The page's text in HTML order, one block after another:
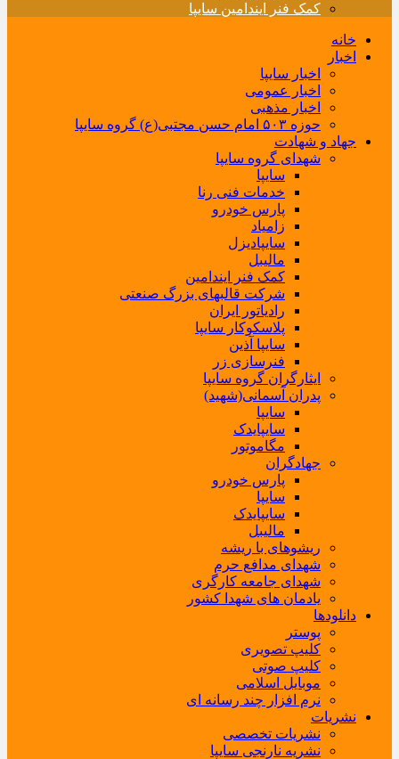
کمک فنر ایندامین سایپا
خانه
اخبار
اخبار سایپا
اخبار عمومی
اخبار مذهبی
حوزه ۵۰۳ امام حسن مجتبی(ع) گروه سایپا
جهاد و شهادت
شهدای گروه سایپا
سایپا
خدمات فنی رنا
پارس خودرو
زامیاد
سایپادیزل
مالیبل
کمک فنر ایندامین
شرکت قالبهای بزرگ صنعتی
رادیاتور ایران
پلاسکوکار سایپا
سایپا آذین
فنرسازی زر
ایثارگران گروه سایپا
پدران آسمانی(شهید)
سایپا
سایپایدک
مگاموتور
جهادگران
پارس خودرو
سایپا
سایپایدک
مالیبل
ریشوهای با ریشه
شهدای مدافع حرم
شهدای جامعه کارگری
یادمان های شهدا کشور
دانلودها
پوستر
کلیپ تصویری
کلیپ صوتی
موبایل اسلامی
نرم افزار چند رسانه ای
نشریات
نشریات تخصصی
نشریه نارنجی سایپا